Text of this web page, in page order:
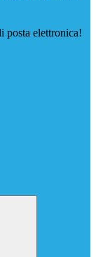
posta elettronica!